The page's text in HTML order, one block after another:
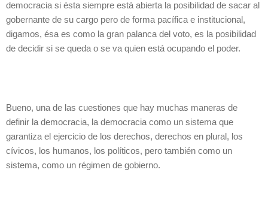
democracia si ésta siempre está abierta la posibilidad de sacar al
gobernante de su cargo pero de forma pacífica e institucional,
digamos, ésa es como la gran palanca del voto, es la posibilidad
de decidir si se queda o se va quien está ocupando el poder.
Bueno, una de las cuestiones que hay muchas maneras de
definir la democracia, la democracia como un sistema que
garantiza el ejercicio de los derechos, derechos en plural, los
cívicos, los humanos, los políticos, pero también como un
sistema, como un régimen de gobierno.